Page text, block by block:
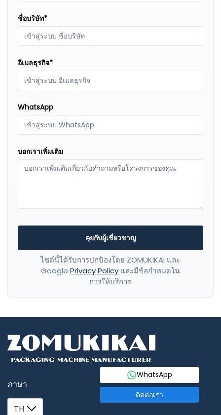
ชื่อบริษัท
อีเมลธุรกิจ
WhatsApp
บอกเราเพิ่มเติม
คุยกับผู้เชี่ยวชาญ
ไซต์นี้ได้รับการปกป้องโดย ZOMUKIKAI และ
GooglePrivacy Policy และมีข้อกำหนดใน
การให้บริการ
ภาษา
TH
WhatsApp
ติดต่อเรา